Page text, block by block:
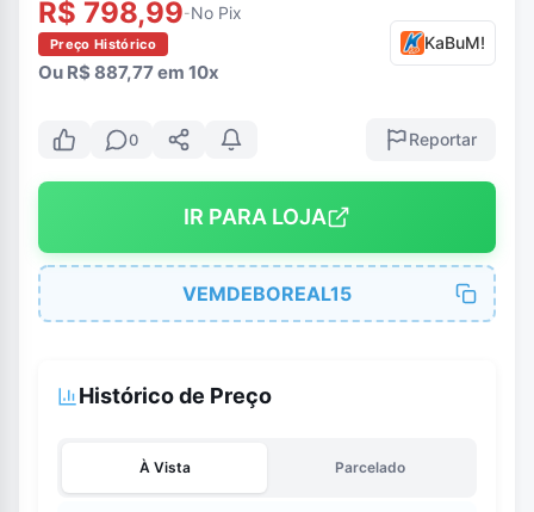
R$ 798,99-No Pix
Preço Histórico
Ou R$ 887,77 em 10x
KaBuM!
0 Reportar
IR PARA LOJA
VEMDEBOREAL15
Histórico de Preço
À Vista Parcelado